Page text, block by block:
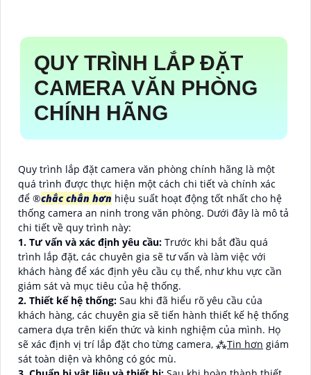
QUY TRÌNH LẮP ĐẶT
CAMERA VĂN PHÒNG
CHÍNH HÃNG
Quy trình lắp đặt camera văn phòng chính hãng là một
quá trình được thực hiện một cách chi tiết và chính xác
để ®️chắc chắn hơn hiệu suất hoạt động tốt nhất cho hệ
thống camera an ninh trong văn phòng. Dưới đây là mô tả
chi tiết về quy trình này:
1. Tư vấn và xác định yêu cầu: Trước khi bắt đầu quá
trình lắp đặt, các chuyên gia sẽ tư vấn và làm việc với
khách hàng để xác định yêu cầu cụ thể, như khu vực cần
giám sát và mục tiêu của hệ thống.
2. Thiết kế hệ thống: Sau khi đã hiểu rõ yêu cầu của
khách hàng, các chuyên gia sẽ tiến hành thiết kế hệ thống
camera dựa trên kiến thức và kinh nghiệm của mình. Họ
sẽ xác định vị trí lắp đặt cho từng camera, ⁂Tin hơn giám
sát toàn diện và không có góc mù.